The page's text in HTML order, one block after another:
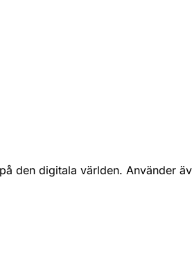
den digitala världen. Använder